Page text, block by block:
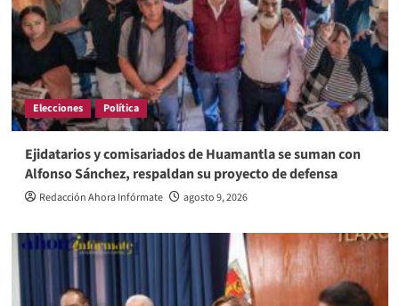
Elecciones Política
Ejidatarios y comisariados de Huamantla se suman con
Alfonso Sánchez, respaldan su proyecto de defensa
Redacción Ahora Infórmate agosto 9, 2026